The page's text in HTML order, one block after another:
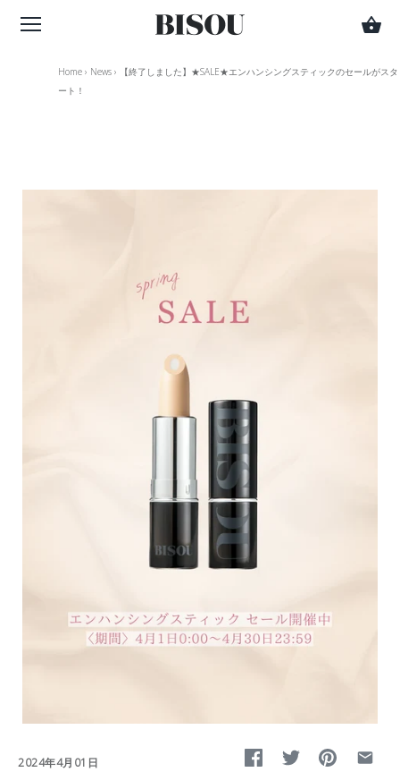
Home › News ›
【終了しました】★SALE★エンハンシングスティックのセールがスタ
ート！
2024年4月01日